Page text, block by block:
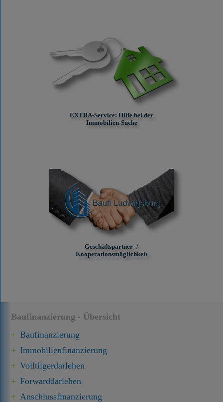
Baufinanzierung - Übersicht
Baufinanzierung
Immobilien­finanzierung
Volltilgerdarlehen
Forward­darlehen
Anschluss­finanzierung
EXTRA-Service: Hilfe bei der
Immobilien-Suche
Geschäftspartner- /
Kooperationsmöglichkeit